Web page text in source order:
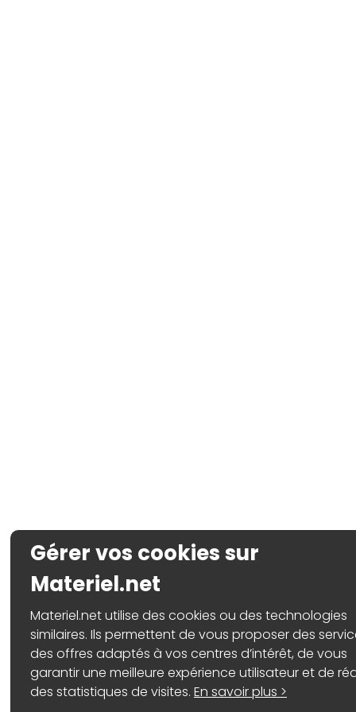
Gérer vos cookies sur
Materiel.net
Materiel.net utilise des cookies ou des technologies
similaires. Ils permettent de vous proposer des
des offres adaptés à vos centres d’intérêt, de vous
garantir une meilleure expérience utilisateur et de
des statistiques de visites.En savoir plus >